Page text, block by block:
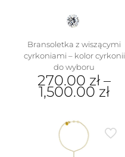
Bransoletka z wiszącymi
cyrkoniami – kolor cyrkonii
do wyboru
270.00 zł –
1,500.00 zł
ma
wiele
wariantów.